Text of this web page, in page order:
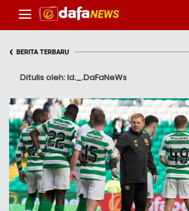
‹ BERITA TERBARU
Ditulis oleh: Id._.DaFaNeWs